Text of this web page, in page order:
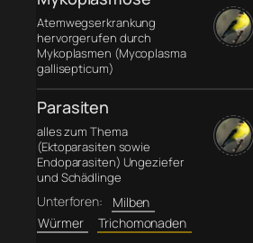
Atemwegserkrankung
hervorgerufen durch
Mykoplasmen (Mycoplasma
gallisepticum)
Parasiten
alles zum Thema
(Ektoparasiten sowie
Endoparasiten) Ungeziefer
und Schädlinge
Unterforen:
Milben
Würmer
Trichomonaden